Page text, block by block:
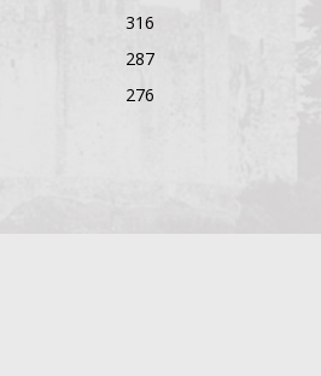
316
287
276